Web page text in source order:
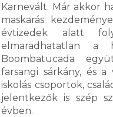
Karnevált. Már akkor
maskarás
évtizedek alatt
elmaradhatatlan a
Boombatucada
farsangi sárkány, és
iskolás csoportok,
jelentkezők is szép
évben.